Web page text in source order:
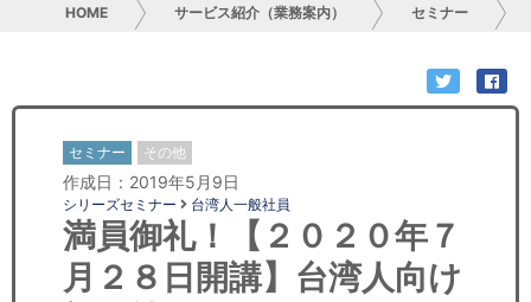
お問い合わせ
日本人にPR
コンサルティング
リサーチ
HOME サービス紹介（業務案内） セミナー
セミナー その他
作成日：2019年5月9日
シリーズセミナー 台湾人一般社員
満員御礼！【２０２０年７
月２８日開講】台湾人向け